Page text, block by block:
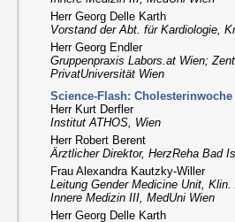
Herr Georg Delle Karth
Vorstand der Abt. für Kardiologie,
Herr Georg Endler
Gruppenpraxis Labors.at Wien;
PrivatUniversität Wien
Science-Flash:
Herr Kurt Derfler
Institut ATHOS, Wien
Herr Robert Berent
Ärztlicher Direktor, HerzReha Bad
Frau Alexandra Kautzky-Willer
Leitung Gender Medicine Unit,
Innere Medizin III, MedUni Wien
Herr Georg Delle Karth